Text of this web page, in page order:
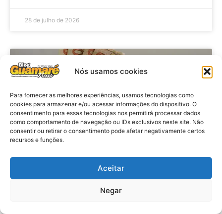
Nós usamos cookies
Para fornecer as melhores experiências, usamos tecnologias como
cookies para armazenar e/ou acessar informações do dispositivo. O
consentimento para essas tecnologias nos permitirá processar dados
como comportamento de navegação ou IDs exclusivos neste site. Não
consentir ou retirar o consentimento pode afetar negativamente certos
recursos e funções.
Aceitar
Negar
28 de julho de 2026
Economia: Beneficiários com NIS
de final 7 recebem Bolsa Família